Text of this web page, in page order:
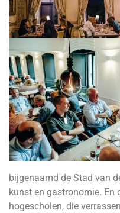
bijgenaamd de Stad van
kunst en gastronomie. En
hogescholen, die